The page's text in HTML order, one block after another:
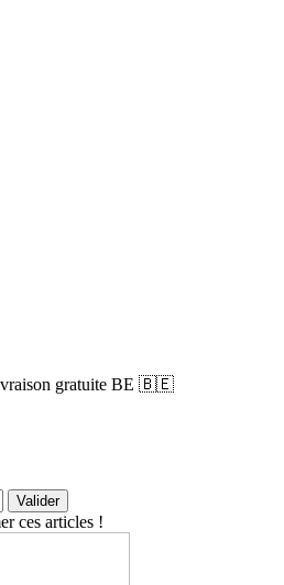
gratuite BE 🇧🇪
Valider
ces articles !